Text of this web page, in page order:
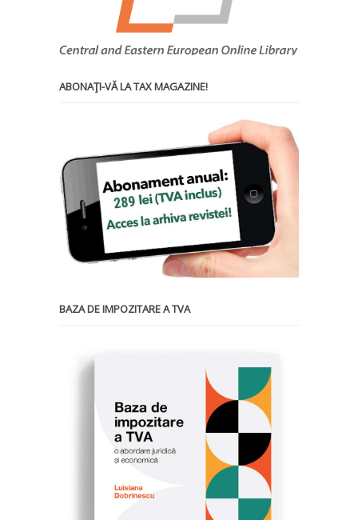
ABONAŢI-VĂ LA TAX MAGAZINE!
BAZA DE IMPOZITARE A TVA